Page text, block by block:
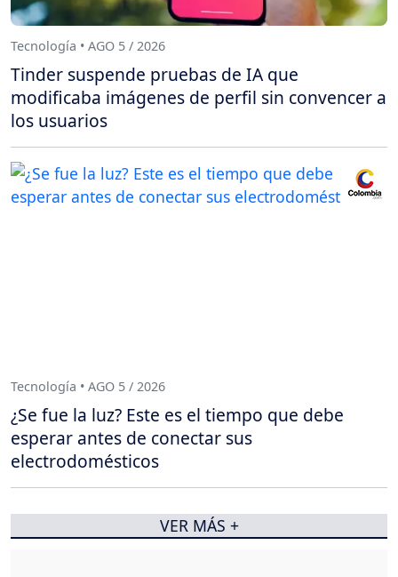
Tecnología • AGO 5 / 2026
Tinder suspende pruebas de IA que
modificaba imágenes de perfil sin convencer a
los usuarios
Tecnología • AGO 5 / 2026
¿Se fue la luz? Este es el tiempo que debe
esperar antes de conectar sus
electrodomésticos
VER MÁS +